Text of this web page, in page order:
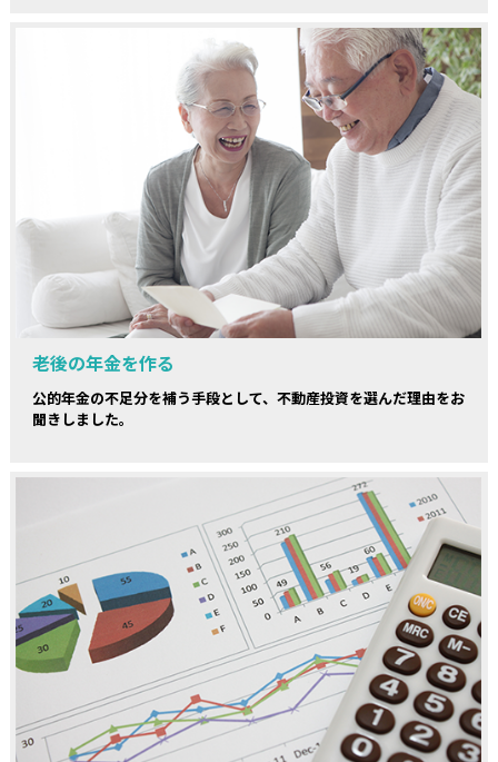
老後の年金を作る
公的年金の不足分を補う手段として、不動産投資を選んだ理由をお
聞きしました。